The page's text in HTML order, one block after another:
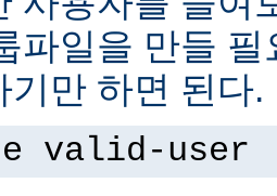
파일을 만들
기만 하면 된다.
valid-user